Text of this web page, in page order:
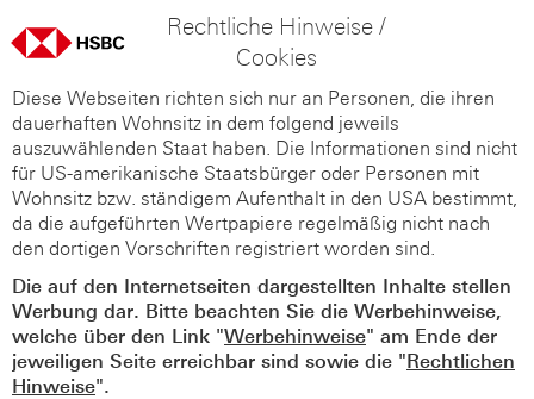
Rechtliche Hinweise /
Cookies
Diese Webseiten richten sich nur an Personen, die ihren
dauerhaften Wohnsitz in dem folgend jeweils
auszuwählenden Staat haben. Die Informationen sind nicht
für US-amerikanische Staatsbürger oder Personen mit
Wohnsitz bzw. ständigem Aufenthalt in den USA bestimmt,
da die aufgeführten Wertpapiere regelmäßig nicht nach
den dortigen Vorschriften registriert worden sind.
Die auf den Internetseiten dargestellten Inhalte stellen
Werbung dar. Bitte beachten Sie die Werbehinweise,
welche über den Link "Werbehinweise" am Ende der
jeweiligen Seite erreichbar sind sowie die "Rechtlichen
Hinweise".